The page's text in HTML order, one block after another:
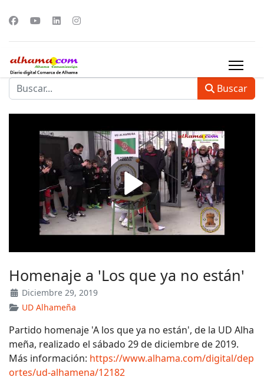
Buscar
Homenaje a 'Los que ya no están'
Diciembre 29, 2019
UD Alhameña
Partido homenaje 'A los que ya no están', de la UD Alha
meña, realizado el sábado 29 de diciembre de 2019.
Más información: https://www.alhama.com/digital/dep
ortes/ud-alhamena/12182